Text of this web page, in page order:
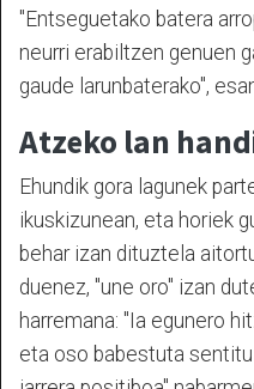
"Entseguetako batera
neurri erabiltzen genuen
gaude larunbaterako",
Atzeko lan
Ehundik gora lagunek
ikuskizunean, eta horiek
behar izan dituztela
duenez, "une oro" izan
harremana: "Ia egunero
eta oso babestuta sentitu